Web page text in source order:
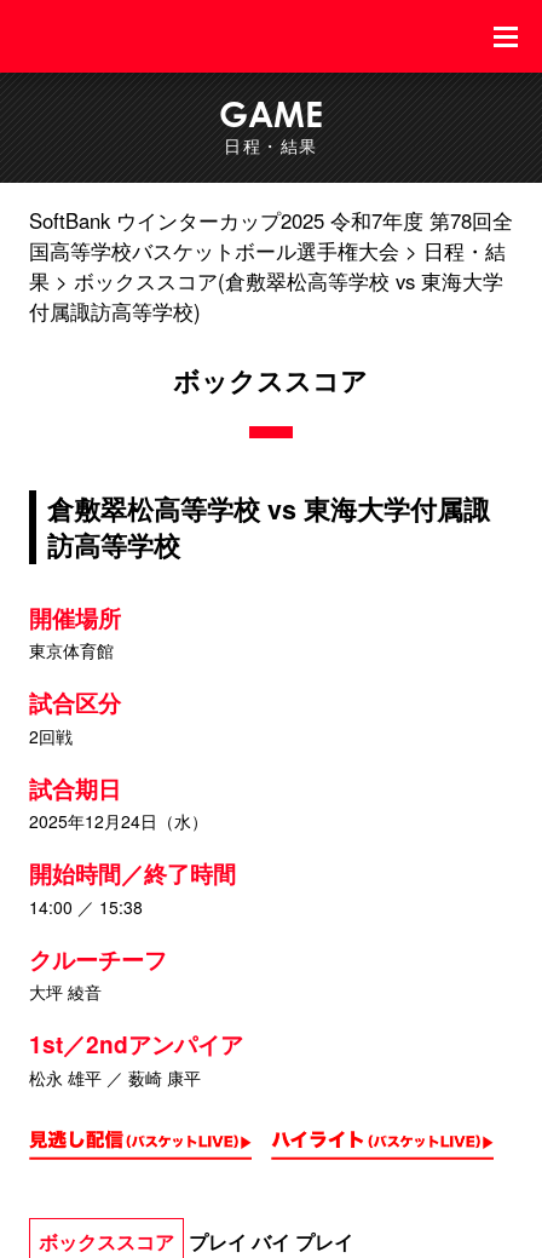
GAME
日程・結果
SoftBank ウインターカップ2025 令和7年度 第78回全
国高等学校バスケットボール選手権大会
日程・結
果
ボックススコア(倉敷翠松高等学校 vs 東海大学
付属諏訪高等学校)
ボックススコア
倉敷翠松高等学校 vs 東海大学付属諏
訪高等学校
開催場所
東京体育館
試合区分
2回戦
試合期日
2025年12月24日（水）
開始時間／終了時間
14:00 ／ 15:38
クルーチーフ
大坪 綾音
1st／2ndアンパイア
松永 雄平 ／ 薮崎 康平
ボックススコア プレイ バイ プレイ